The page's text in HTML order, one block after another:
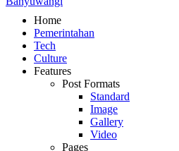
Home
Pemerintahan
Tech
Culture
Features
Post Formats
Standard
Image
Gallery
Video
Pages